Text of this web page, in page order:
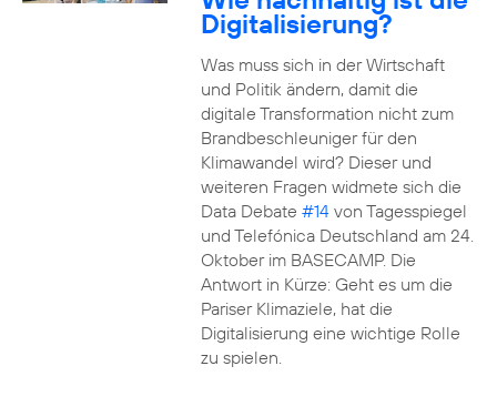
Digitalisierung?
Was muss sich in der Wirtschaft
und Politik ändern, damit die
digitale Transformation nicht zum
Brandbeschleuniger für den
Klimawandel wird? Dieser und
weiteren Fragen widmete sich die
Data Debate #14von Tagesspiegel
und Telefónica Deutschland am 24.
Oktober im BASECAMP. Die
Antwort in Kürze: Geht es um die
Pariser Klimaziele, hat die
Digitalisierung eine wichtige Rolle
zu spielen.